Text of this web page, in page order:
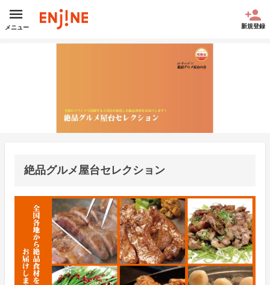
メニュー 新規登録
絶品グルメ屋台セレクション